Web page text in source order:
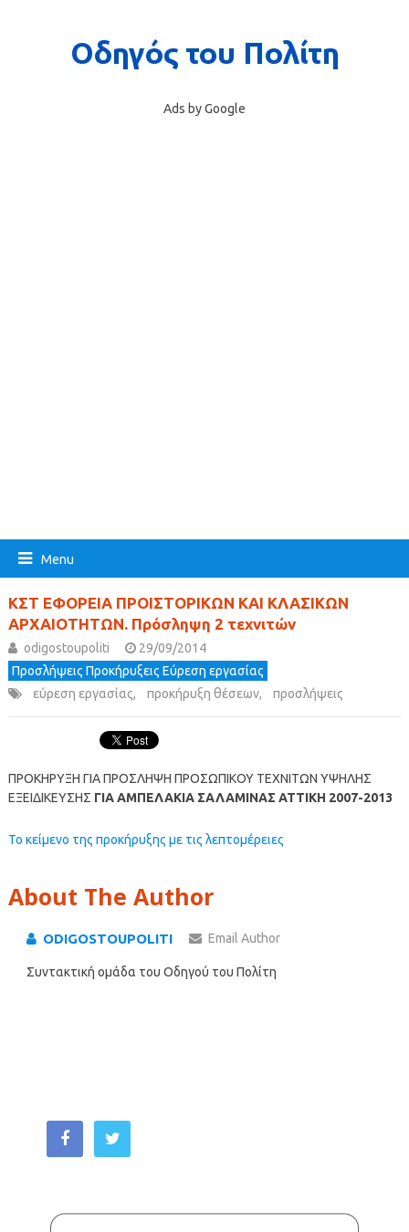
Ads by Google
Menu
ΚΣΤ ΕΦΟΡΕΙΑ ΠΡΟΙΣΤΟΡΙΚΩΝ ΚΑΙ ΚΛΑΣΙΚΩΝ
ΑΡΧΑΙΟΤΗΤΩΝ. Πρόσληψη 2 τεχνιτών
odigostoupoliti
29/09/2014
Προσλήψεις Προκήρυξεις Εύρεση εργασίας
εύρεση εργασίας, προκήρυξη θέσεων, προσλήψεις
ΠΡΟΚΗΡΥΞΗ ΓΙΑ ΠΡΟΣΛΗΨΗ ΠΡΟΣΩΠΙΚΟΥ ΤΕΧΝΙΤΩΝ ΥΨΗΛΗΣ
ΕΞΕΙΔΙΚΕΥΣΗΣ ΓΙΑ ΑΜΠΕΛΑΚΙΑ ΣΑΛΑΜΙΝΑΣ ΑΤΤΙΚΗ 2007-2013
Το κείμενο της προκήρυξης με τις λεπτομέρειες
About The Author
ODIGOSTOUPOLITI Email Author
Συντακτική ομάδα του Οδηγού του Πολίτη